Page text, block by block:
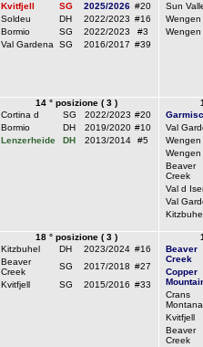
Kvitfjell
SG 2025/2026 #20
Soldeu
DH 2022/2023 #16
Bormio
SG 2022/2023
#3
Val Gardena
SG 2016/2017 #39
Sun
Wengen
Wengen
14 ° posizione ( 3 )
Cortina d
SG 2022/2023 #20
Bormio
DH 2019/2020 #10
Lenzerheide
DH 2013/2014 #5
Val
Wengen
Wengen
Beaver
Creek
Val d
Val
18 ° posizione ( 3 )
Kitzbuhel
DH 2023/2024 #16
Beaver
Creek
SG 2017/2018 #27
Kvitfjell
SG 2015/2016 #33
Beaver
Creek
Copper
Crans
Montana
Kvitfjell
Beaver
Creek